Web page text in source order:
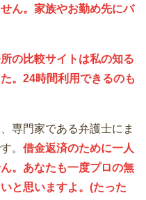
ん。家族やお勤め先にバ
の比較サイトは私の知る
。24時間利用できるのも
専門家である弁護士にま
。 借金返済のために一人
。あなたも一度プロの無
と思いますよ。(たった